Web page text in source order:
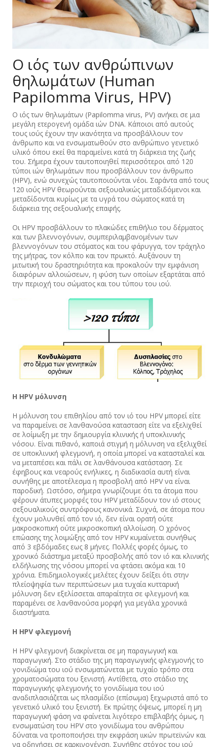
Ο ιός των ανθρώπινων
θηλωμάτων (Human
Papilomma Virus, HPV)
Ο ιός των θηλωμάτων (Papilomma virus, PV) ανήκει σε μια
μεγάλη ετερογενή ομάδα ιών DNA. Κάποιοι από αυτούς
τους ιούς έχουν την ικανότητα να προσβάλλουν τον
άνθρωπο και να ενσωματωθούν στο ανθρώπινο γενετικό
υλικό όπου εκεί θα παραμείνει κατά τη διάρκεια της ζωής
του. Σήμερα έχουν ταυτοποιηθεί περισσότεροι από 120
τύποι ιών θηλωμάτων που προσβάλλουν τον άνθρωπο
(HPV), ενώ συνεχώς ταυτοποιούνται νέοι. Σαράντα από τους
120 ιούς HPV θεωρούνται σεξουαλικώς μεταδιδόμενοι και
μεταδίδονται κυρίως με τα υγρά του σώματος κατά τη
διάρκεια της σεξουαλικής επαφής.
Οι HPV προσβάλλουν το πλακώδες επιθήλιο του δέρματος
και των βλεννογόνων, συμπεριλαμβανομένων των
βλεννογόνων του στόματος και του φάρυγγα, τον τράχηλο
της μήτρας, τον κόλπο και τον πρωκτό. Αυξάνουν τη
μιτωτική του δραστηριότητα και προκαλούν την εμφάνιση
διαφόρων αλλοιώσεων, η φύση των οποίων εξαρτάται από
την περιοχή του σώματος και του τύπου του ιού.
Η HPV μόλυνση
Η μόλυνση του επιθηλίου από τον ιό του ΗPV μπορεί είτε
να παραμείνει σε λανθανούσα κατασταση είτε να εξελiχθεί
σε λοίμωξη με την δημιουργία κλινικής ή υποκλινικής
νόσου. Είναι πιθανό, καποιά στιγμή η μόλυνση να εξελιχθεί
σε υποκλινική φλεγμoνή, η οποία μπορεί να κατασταλεί και
να μεταπέσει και πάλι σε λανθάνουσα κατάσταση. Σε
έφηβους και νεαρούς ενήλικες, η διαδικασία αυτή είναι
συνήθης με αποτέλεσμα η προσβολή από ΗPV να είναι
παροδική. Ωστόσο, σήμερα γνωρίζουμε ότι τα άτομα που
φέρουν άτυπες μορφές του HPV μεταδίδουν τον ιό στους
σεξουαλικούς συντρόφους κανονικά. Συχνά, σε άτομα που
έχουν μολυνθεί από τον ιό, δεν είναι ορατή ούτε
μακροσκοπική ούτε μικροσκοπική αλλοίωση. Ο χρόνος
επώασης της λοιμώξης από τον ΗPV κυμαίνεται συνήθως
από 3 εβδόμαδες εως 8 μήνες. Πολλές φορές όμως, το
χρονικό διάστημα μεταξύ προσβολής από τον ιό και κλινικής
ελδήλωσης της νόσου μπορεί να φτάσει ακόμα και 10
χρόνια. Επιδημιολογικές μελέτες έχουν δείξει ότι στην
πλείοψηφία των περιπτώσεων μια τυχαία κυτταρική
μόλυνση δεν εξελίσσεται απαραίτητα σε φλεγμονή και
παραμένει σε λανθανούσα μορφή για μεγάλα χρονικά
διαστήματα.
Η HPV φλεγμονή
Η HPV φλεγμονή διακρίνεται σε μη παραγωγική και
παραγωγική. Στο στάδιο της μη παραγωγικής φλεγμονής το
γονιδιώμα του ιού ενσωματώνεται με τυχαίο τρόπο στα
χροματοσώματα του ξενιστή. Αντίθετα, στο στάδιο της
παραγωγικής φλεγμονής το γονιδίωμα του ιού
αναδιπλασιάζεται ως πλασμίδιο (επίσωμα) ξεχωριστά από το
γενετικό υλικό του ξενιστή. Εκ πρώτης όψεως, μπορεί η μη
παραγωγική φάση να φαίνεται λιγότερο επιβλαβής όμως, η
ενσωματώση του HPV στο γονιδίωμα του ανθρώπου
δύναται να τροποποιήσει την εκφράση ιικών πρωτεϊνών και
να οδηγήσει σε καρκινογένση. Συνήθης στόχος του ιού